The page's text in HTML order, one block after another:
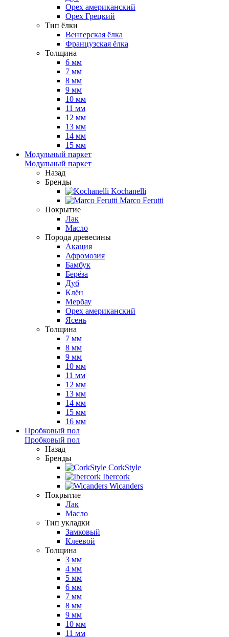
Орех американский
Орех Грецкий
Тип ёлки
Венгерская ёлка
Французская ёлка
Толщина
6 мм
7 мм
8 мм
9 мм
10 мм
11 мм
12 мм
13 мм
14 мм
15 мм
Модульный паркет
Модульный паркет
Назад
Бренды
Kochanelli
Marco Ferutti
Покрытие
Лак
Масло
Порода древесины
Акация
Афромозия
Бамбук
Берёза
Дуб
Клён
Мербау
Орех американский
Ясень
Толщина
7 мм
8 мм
9 мм
10 мм
11 мм
12 мм
13 мм
14 мм
15 мм
16 мм
Пробковый пол
Пробковый пол
Назад
Бренды
CorkStyle
Ibercork
Wicanders
Покрытие
Лак
Масло
Тип укладки
Замковый
Клеевой
Толщина
3 мм
4 мм
5 мм
6 мм
7 мм
8 мм
9 мм
10 мм
11 мм